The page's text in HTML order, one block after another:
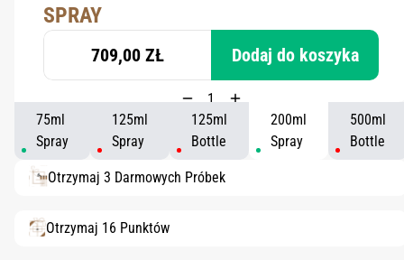
SPRAY
709,00 ZŁ Dodaj do koszyka
75ml
Spray
125ml
Spray
125ml
Bottle
200ml
Spray
500ml
Bottle
Otrzymaj 3 Darmowych Próbek
Otrzymaj 16 Punktów